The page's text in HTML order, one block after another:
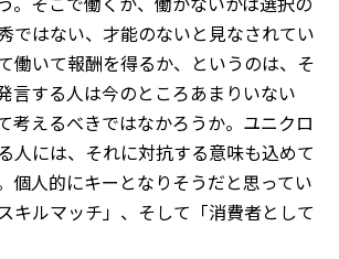
ではない、才能のないと見なされてい
働いて報酬を得るか、というのは、そ
言する人は今のところあまりいない
考えるべきではなかろうか。ユニクロ
人には、それに対抗する意味も込めて
個人的にキーとなりそうだと思ってい
キルマッチ」、そして「消費者として